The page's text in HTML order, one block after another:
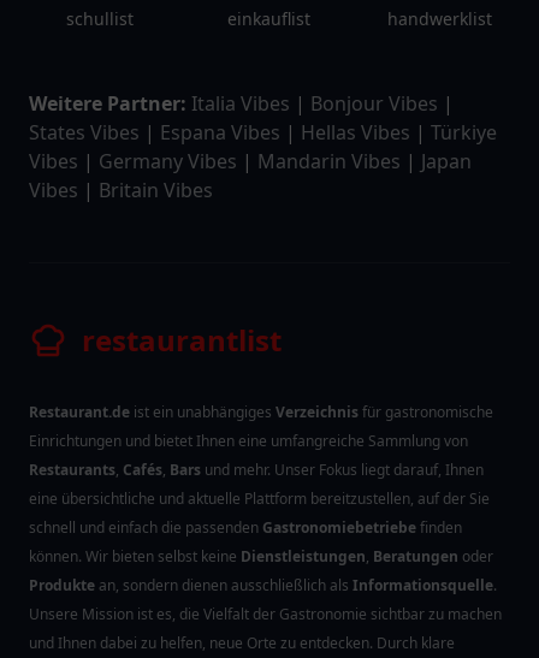
schullist einkauflist handwerklist
Weitere Partner: Italia Vibes | Bonjour Vibes |
States Vibes | Espana Vibes | Hellas Vibes | Türkiye
Vibes | Germany Vibes | Mandarin Vibes | Japan
Vibes | Britain Vibes
restaurantlist
Restaurant.de ist ein unabhängiges Verzeichnisfür gastronomische
Einrichtungen und bietet Ihnen eine umfangreiche Sammlung von
Restaurants, Cafés, Bars und mehr. Unser Fokus liegt darauf, Ihnen
eine übersichtliche und aktuelle Plattform bereitzustellen, auf der Sie
schnell und einfach die passenden Gastronomiebetriebefinden
können. Wir bieten selbst keine Dienstleistungen, Beratungen oder
Produkte an, sondern dienen ausschließlich als Informationsquelle.
Unsere Mission ist es, die Vielfalt der Gastronomie sichtbar zu machen
und Ihnen dabei zu helfen, neue Orte zu entdecken. Durch klare